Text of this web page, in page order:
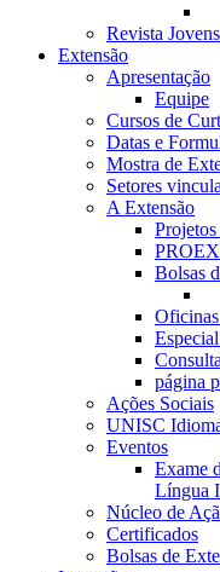
Revista
Extensão
Apresentação
Equipe
Cursos de
Datas e
Mostra de
Setores
A Extensão
Bolsas
página
Ações Sociais
UNISC
Eventos
Exame
Língua
Núcleo de
Certificados
Bolsas de